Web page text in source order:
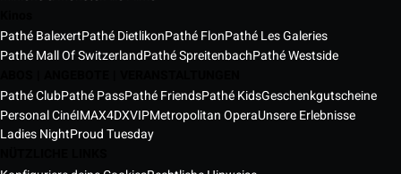
Pathé BalexertPathé DietlikonPathé FlonPathé Les Galeries
Pathé Mall Of SwitzerlandPathé SpreitenbachPathé Westside
Pathé ClubPathé PassPathé FriendsPathé KidsGeschenkgutscheine
Personal CinéIMAX4DXVIPMetropolitan OperaUnsere Erlebnisse
Ladies NightProud Tuesday